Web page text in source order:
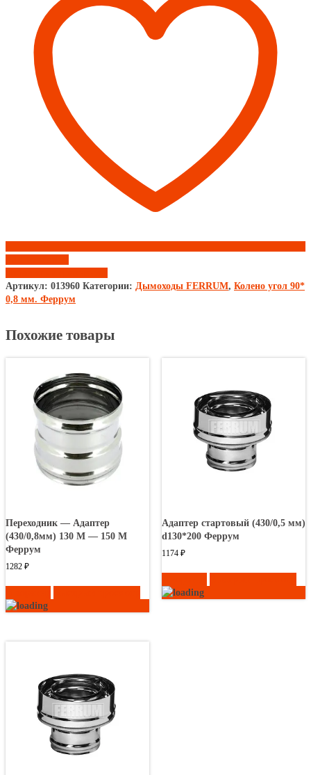
Артикул: 013960 Категории: Дымоходы FERRUM, Колено угол 90*
0,8 мм. Феррум
Похожие товары
Переходник — Адаптер
(430/0,8мм) 130 М — 150 М
Феррум
1282 ₽
Адаптер стартовый (430/0,5 мм)
d130*200 Феррум
1174 ₽